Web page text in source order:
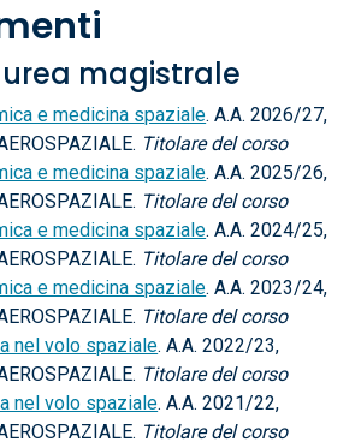
magistrale
e medicina spaziale. A.A. 2026/27,
Titolare del corso
e medicina spaziale. A.A. 2025/26,
Titolare del corso
e medicina spaziale. A.A. 2024/25,
Titolare del corso
e medicina spaziale. A.A. 2023/24,
Titolare del corso
nel volo spaziale. A.A. 2022/23,
Titolare del corso
nel volo spaziale. A.A. 2021/22,
Titolare del corso